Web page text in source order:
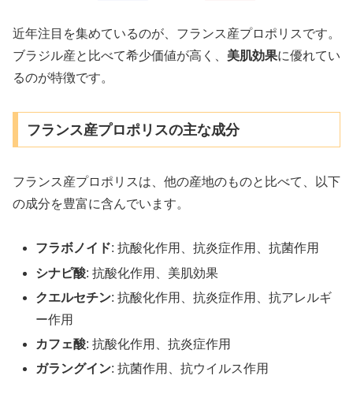
近年注目を集めているのが、フランス産プロポリスです。
ブラジル産と比べて希少価値が高く、 美肌効果に優れてい
るのが特徴です。
フランス産プロポリスの主な成分
フランス産プロポリスは、他の産地のものと比べて、以下
の成分を豊富に含んでいます。
フラボノイド: 抗酸化作用、抗炎症作用、抗菌作用
シナピ酸: 抗酸化作用、美肌効果
クエルセチン: 抗酸化作用、抗炎症作用、抗アレルギ
ー作用
カフェ酸: 抗酸化作用、抗炎症作用
ガラングイン: 抗菌作用、抗ウイルス作用